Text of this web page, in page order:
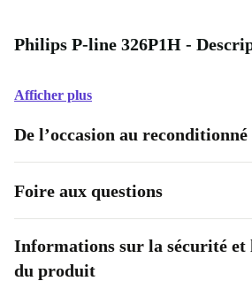
Philips P-line 326P1H -
Afficher plus
De l’occasion au
Foire aux questions
Informations sur la sécurité
du produit